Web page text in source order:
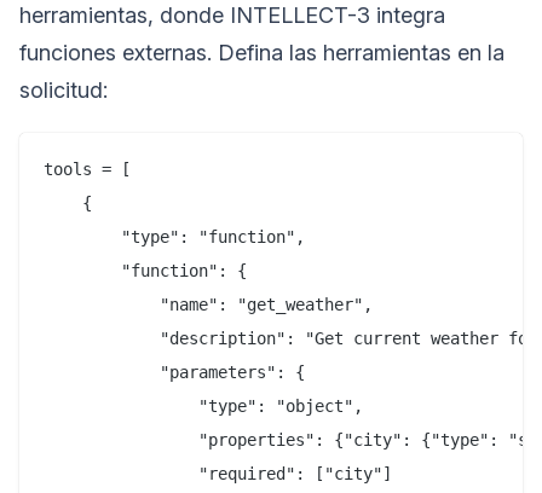
herramientas, donde INTELLECT-3 integra
funciones externas. Defina las herramientas en la
solicitud:
tools = [
    {
        "type": "function",
        "function": {
            "name": "get_weather",
"description": "Get current weather for
            "parameters": {
                "type": "object",
"properties": {"city": {"type":
                "required": ["city"]